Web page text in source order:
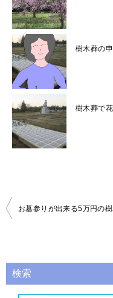
樹木葬の
樹木葬で
投
ビ
ゲ
お墓参りが出来る5万円の
検索